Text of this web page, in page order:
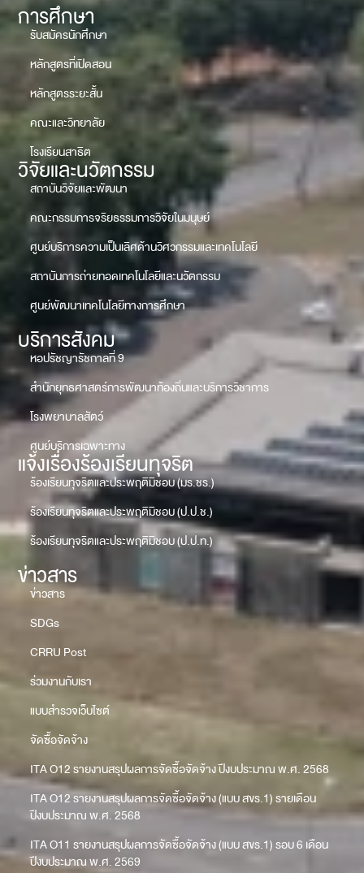
การศึกษา
รับสมัครนักศึกษา
หลักสูตรที่เปิดสอน
หลักสูตรระยะสั้น
คณะและวิทยาลัย
โรงเรียนสาธิต
วิจัยและนวัตกรรม
สถาบันวิจัยและพัฒนา
คณะกรรมการจริยธรรมการวิจัยในมนุษย์
ศูนย์บริการความเป็นเลิศด้านวิศวกรรมและเทคโนโลยี
สถาบันการถ่ายทอดเทคโนโลยีและนวัตกรรม
ศูนย์พัฒนาเทคโนโลยีทางการศึกษา
บริการสังคม
หอปรัชญารัชกาลที่ 9
สำนักยุทธศาสตร์การพัฒนาท้องถิ่นและบริการวิชาการ
โรงพยาบาลสัตว์
ศูนย์บริการเฉพาะทาง
แจ้งเรื่องร้องเรียนทุจริต
ร้องเรียนทุจริตและประพฤติมิชอบ (มร.ชร.)
ร้องเรียนทุจริตและประพฤติมิชอบ (ป.ป.ช.)
ร้องเรียนทุจริตและประพฤติมิชอบ (ป.ป.ท.)
ข่าวสาร
ข่าวสาร
SDGs
CRRU Post
ร่วมงานกับเรา
แบบสำรวจเว็บไซต์
จัดซื้อจัดจ้าง
ITA O12 รายงานสรุปผลการจัดซื้อจัดจ้าง ปีงบประมาณ พ.ศ. 2568
ITA O12 รายงานสรุปผลการจัดซื้อจัดจ้าง (แบบ สขร.1) รายเดือน
ปีงบประมาณ พ.ศ. 2568
ITA O11 รายงานสรุปผลการจัดซื้อจัดจ้าง (แบบ สขร.1) รอบ 6 เดือน
ปีงบประมาณ พ.ศ. 2569